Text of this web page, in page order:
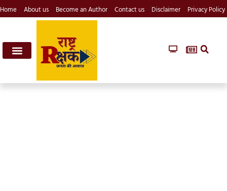
Home About us Become an Author Contact us Disclaimer Privacy Policy